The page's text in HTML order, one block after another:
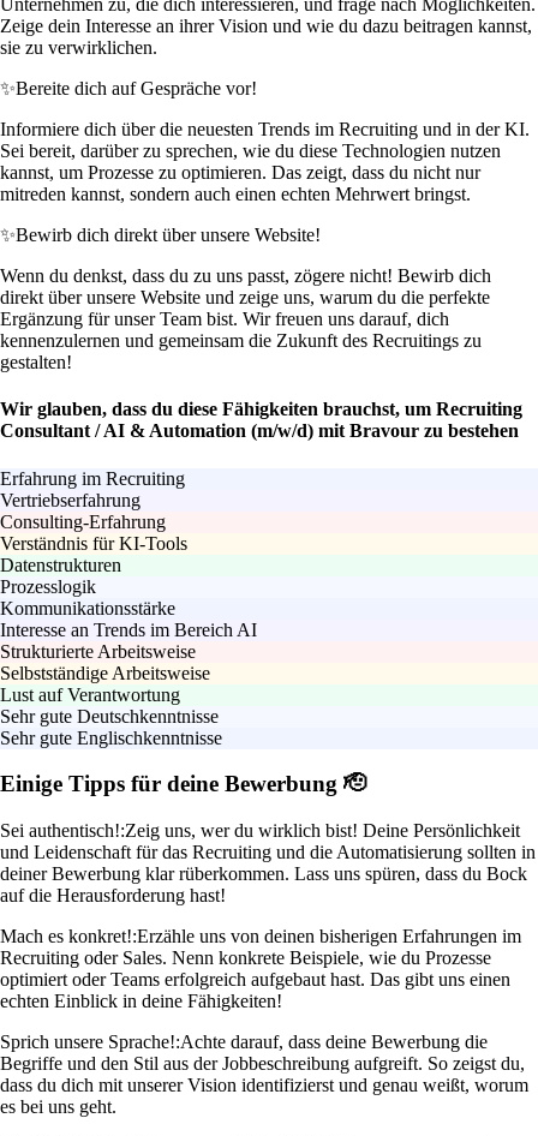
Unternehmen zu, die dich interessieren, und frage nach Möglichkeiten.
Zeige dein Interesse an ihrer Vision und wie du dazu beitragen kannst,
sie zu verwirklichen.
✨Bereite dich auf Gespräche vor!
Informiere dich über die neuesten Trends im Recruiting und in der KI.
Sei bereit, darüber zu sprechen, wie du diese Technologien nutzen
kannst, um Prozesse zu optimieren. Das zeigt, dass du nicht nur
mitreden kannst, sondern auch einen echten Mehrwert bringst.
✨Bewirb dich direkt über unsere Website!
Wenn du denkst, dass du zu uns passt, zögere nicht! Bewirb dich
direkt über unsere Website und zeige uns, warum du die perfekte
Ergänzung für unser Team bist. Wir freuen uns darauf, dich
kennenzulernen und gemeinsam die Zukunft des Recruitings zu
gestalten!
Wir glauben, dass du diese Fähigkeiten brauchst, um Recruiting
Consultant / AI & Automation (m/w/d) mit Bravour zu bestehen
Erfahrung im Recruiting
Vertriebserfahrung
Consulting-Erfahrung
Verständnis für KI-Tools
Datenstrukturen
Prozesslogik
Kommunikationsstärke
Interesse an Trends im Bereich AI
Strukturierte Arbeitsweise
Selbstständige Arbeitsweise
Lust auf Verantwortung
Sehr gute Deutschkenntnisse
Sehr gute Englischkenntnisse
Einige Tipps für deine Bewerbung 🫡
Sei authentisch!:Zeig uns, wer du wirklich bist! Deine Persönlichkeit
und Leidenschaft für das Recruiting und die Automatisierung sollten in
deiner Bewerbung klar rüberkommen. Lass uns spüren, dass du Bock
auf die Herausforderung hast!
Mach es konkret!:Erzähle uns von deinen bisherigen Erfahrungen im
Recruiting oder Sales. Nenn konkrete Beispiele, wie du Prozesse
optimiert oder Teams erfolgreich aufgebaut hast. Das gibt uns einen
echten Einblick in deine Fähigkeiten!
Sprich unsere Sprache!:Achte darauf, dass deine Bewerbung die
Begriffe und den Stil aus der Jobbeschreibung aufgreift. So zeigst du,
dass du dich mit unserer Vision identifizierst und genau weißt, worum
es bei uns geht.